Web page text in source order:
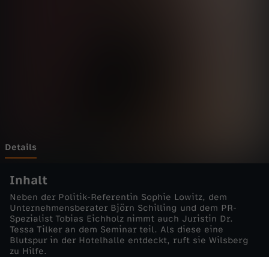
e
r
v
o
Details
Inhalt
Neben der Politik-Referentin Sophie Lowitz, dem
Unternehmensberater Björn Schilling und dem PR-
Spezialist Tobias Eichholz nimmt auch Juristin Dr.
Tessa Tilker an dem Seminar teil. Als diese eine
Blutspur in der Hotelhalle entdeckt, ruft sie Wilsberg
zu Hilfe.